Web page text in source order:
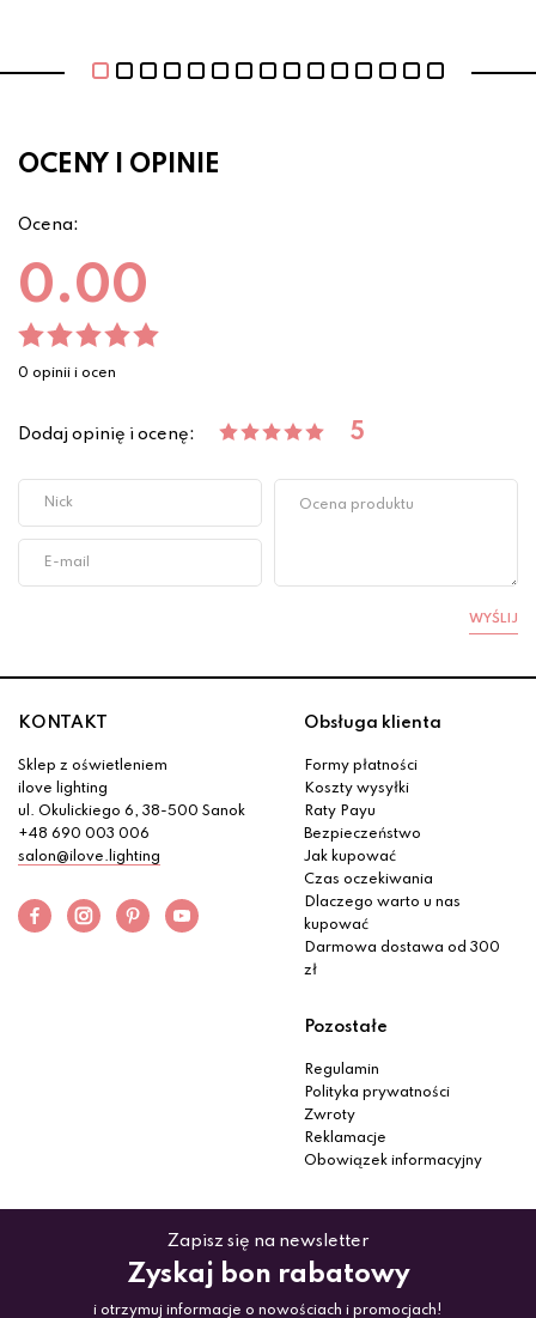
OCENY I OPINIE
Ocena:
0.00
0 opinii i ocen
Dodaj opinię i ocenę: 5
WYŚLIJ
KONTAKT
Sklep z oświetleniem
ilove lighting
ul. Okulickiego 6, 38-500 Sanok
+48 690 003 006
salon@ilove.lighting
Obsługa klienta
Formy płatności
Koszty wysyłki
Raty Payu
Bezpieczeństwo
Jak kupować
Czas oczekiwania
Dlaczego warto u nas
kupować
Darmowa dostawa od 300
zł
Pozostałe
Regulamin
Polityka prywatności
Zwroty
Reklamacje
Obowiązek informacyjny
Zapisz się na newsletter
Zyskaj bon rabatowy
i otrzymuj informacje o nowościach i promocjach!